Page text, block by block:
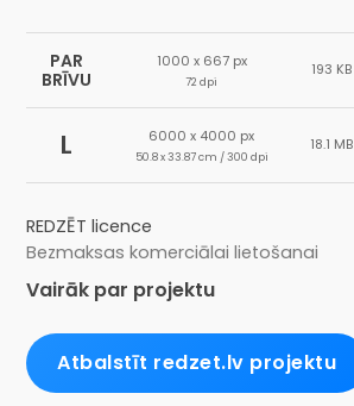
PAR
BRĪVU
1000 x 667 px
72 dpi
193 KB
L 6000 x 4000 px
50.8 x 33.87 cm / 300 dpi
18.1 MB
REDZĒT licence
Bezmaksas komerciālai lietošanai
Vairāk par projektu
Atbalstīt redzet.lv projektu